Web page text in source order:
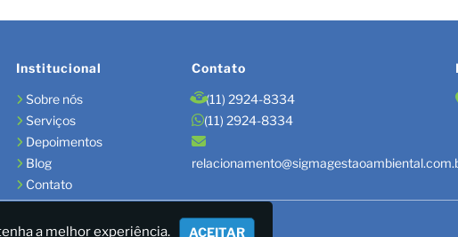
Institucional
Sobre nós
Serviços
Depoimentos
Blog
Contato
Contato
(11) 2924-8334
(11) 2924-8334
GESTÃO DE RESÍDUOS/LAUDOS
a melhor experiência. ACEITAR